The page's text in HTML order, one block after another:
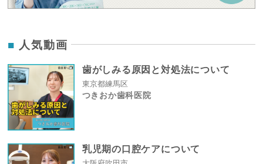
人気動画
歯がしみる原因と対処法について
東京都練馬区
つきおか歯科医院
乳児期の口腔ケアについて